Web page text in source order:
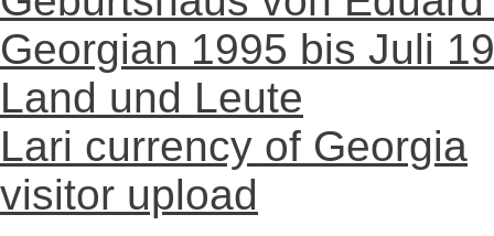
Georgian 1995 bis Juli
Land und Leute
Lari currency of Georgia
visitor upload